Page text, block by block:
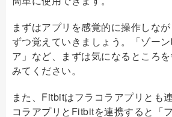
まずはアプリを感覚的に操作しな
ずつ覚えていきましょう。「ゾー
ア」など、まずは気になるところ
みてください。
また、Fitbitはフラコラアプリとも
コラアプリとFitbitを連携すると「